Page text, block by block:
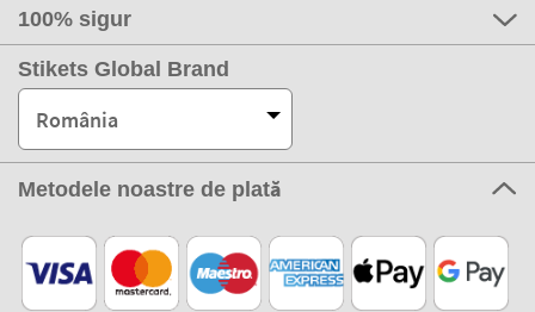
100% sigur
Stikets Global Brand
România
Metodele noastre de plată